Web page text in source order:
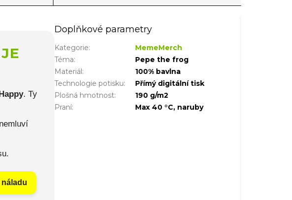
. Ty
Doplňkové parametry
Kategorie:
MemeMerch
Téma:
Pepe the frog
Materiál:
100% bavlna
Technologie potisku:
Přímý digitální tisk
Plošná hmotnost:
190 g/m2
Praní: Max 40 °C, naruby